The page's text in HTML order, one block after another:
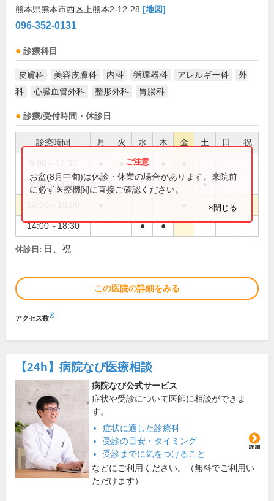
熊本県熊本市西区上熊本2-12-28 [地図]
096-352-0131
診療科目
皮膚科 美容皮膚科 内科 循環器科 アレルギー科
外
科
心臓血管外科 整形外科 胃腸科
診療/受付時間・休診日
診療時間 月 火 水 木 金 土 日 祝
●
9:00～13:00 ●
14:00～18:30 ● ●
お盆(8月中旬)は休診・休業の場合があります。来院前
に必ず医療機関に直接ご確認ください。
×閉じる
休診日: 日、祝
この医院の詳細をみる
アクセス数※
【24h】 病院なび医療相談
病院なび公式サービス
症状や受診について医師に相談ができま
す。
症状に適した診療科
受診の目安・タイミング
受診までに気をつけること
などにご利用ください。（無料でご利用い
ただけます）